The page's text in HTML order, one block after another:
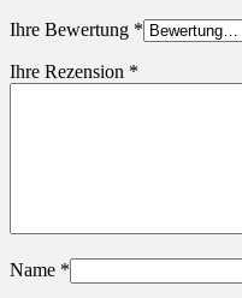
Ihre Bewertung *
Ihre Rezension *
Name *